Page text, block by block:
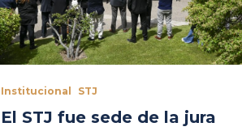
Institucional STJ
El STJ fue sede de la jura